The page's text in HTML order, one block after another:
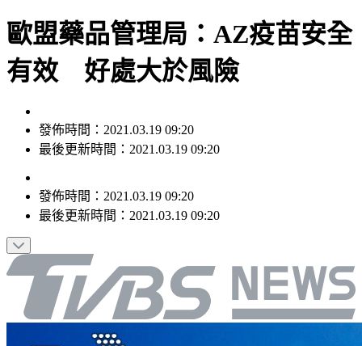
歐盟藥品管理局：AZ疫苗安全
有效 好處大於風險
發佈時間：2021.03.19 09:20
最後更新時間：2021.03.19 09:20
發佈時間： 2021.03.19 09:20
最後更新時間： 2021.03.19 09:20